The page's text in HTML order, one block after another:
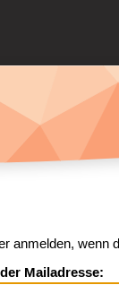
anmelden, wenn
Mailadresse: